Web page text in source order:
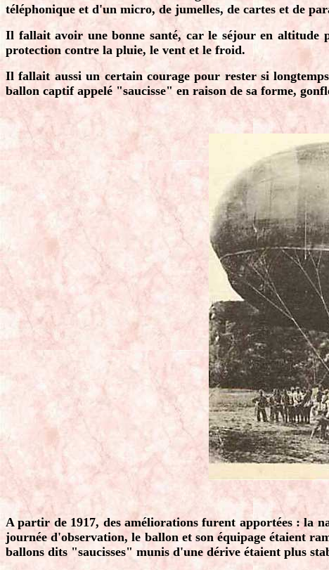
téléphonique et d'un micro, de jumelles, de cartes et de
Il fallait avoir une bonne santé, car le séjour en altitude
protection contre la pluie, le vent et le froid.
Il fallait aussi un certain courage pour rester si
ballon captif appelé "saucisse" en raison de sa forme,
A partir de 1917, des améliorations furent apportées : la
journée d'observation, le ballon et son équipage étaient
ballons dits "saucisses" munis d'une dérive étaient plus